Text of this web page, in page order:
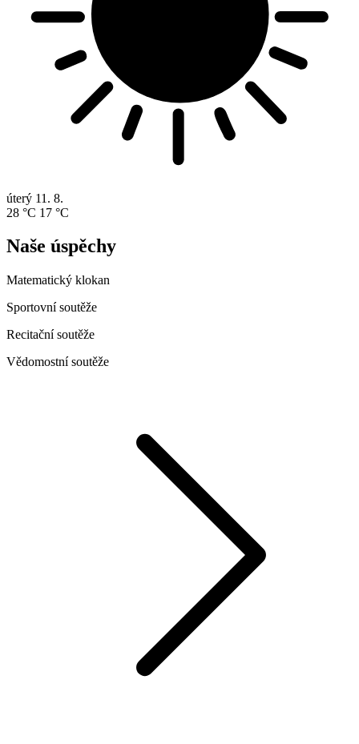
úterý 11. 8.
28 °C 17 °C
Naše úspěchy
Matematický klokan
Sportovní soutěže
Recitační soutěže
Vědomostní soutěže